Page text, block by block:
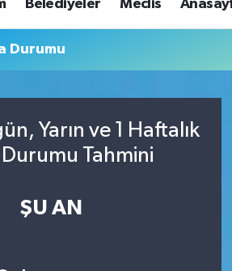
Belediyeler Meclis
Durumu
Yarın ve 1 Haftalık
Tahmini
ŞU AN
Durumu ve Fikstür